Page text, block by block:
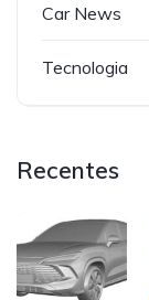
Car News
Tecnologia
Recentes